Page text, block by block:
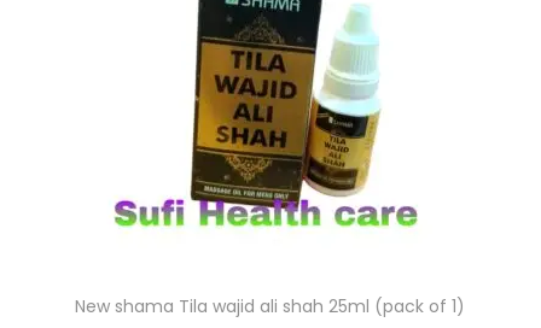
New shama Tila wajid ali shah 25ml (pack of 1)